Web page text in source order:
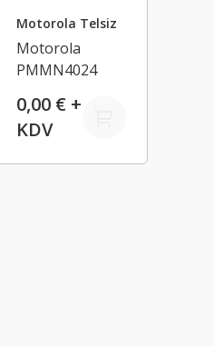
Motorola Telsiz
Motorola
PMMN4024
0,00 € +
KDV